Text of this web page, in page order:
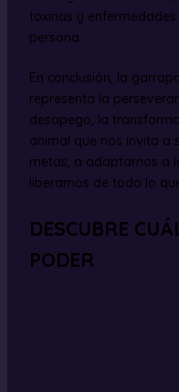
toxinas y
persona.
En conclusión, la
representa la
desapego, la
animal que nos invita a
metas, a adaptarnos a
liberarnos de todo lo
DESCUBRE
PODER